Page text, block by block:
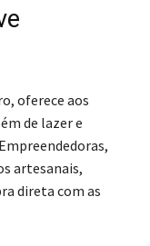
oferece aos
de lazer e
artesanais,
direta com as